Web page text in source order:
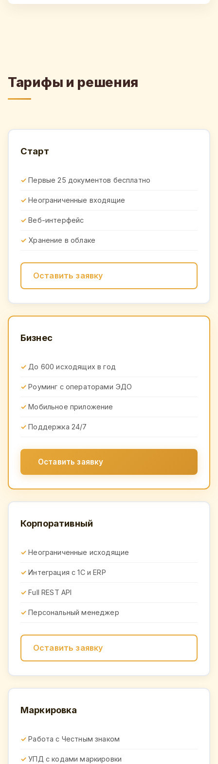
Тарифы и решения
Старт
Первые 25 документов бесплатно
Неограниченные входящие
Веб-интерфейс
Хранение в облаке
Оставить заявку
Бизнес
До 600 исходящих в год
Роуминг с операторами ЭДО
Мобильное приложение
Поддержка 24/7
Оставить заявку
Корпоративный
Неограниченные исходящие
Интеграция с 1С и ERP
Full REST API
Персональный менеджер
Оставить заявку
Маркировка
Работа с Честным знаком
УПД с кодами маркировки